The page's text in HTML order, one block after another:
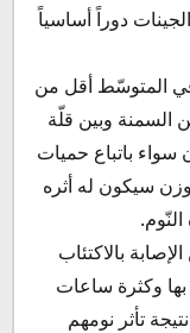
دوراً أساسياً
المتوسّط أقل من
السمنة وبين قلّة
سواء باتباع حميات
سيكون له أثره
بالاكتئاب
بها وكثرة ساعات
تأثر نومهم